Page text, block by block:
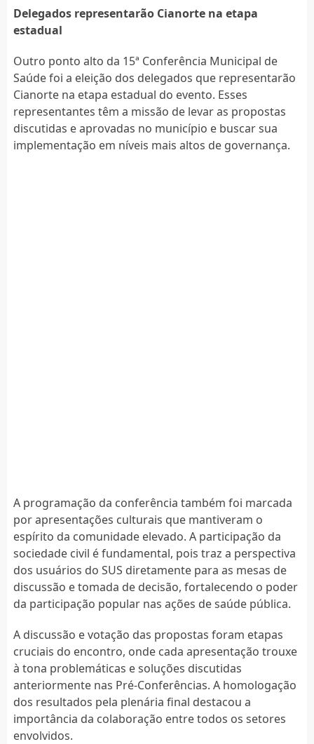
Delegados representarão Cianorte na etapa
estadual
Outro ponto alto da 15ª Conferência Municipal de
Saúde foi a eleição dos delegados que representarão
Cianorte na etapa estadual do evento. Esses
representantes têm a missão de levar as propostas
discutidas e aprovadas no município e buscar sua
implementação em níveis mais altos de governança.
A programação da conferência também foi marcada
por apresentações culturais que mantiveram o
espírito da comunidade elevado. A participação da
sociedade civil é fundamental, pois traz a perspectiva
dos usuários do SUS diretamente para as mesas de
discussão e tomada de decisão, fortalecendo o poder
da participação popular nas ações de saúde pública.
A discussão e votação das propostas foram etapas
cruciais do encontro, onde cada apresentação trouxe
à tona problemáticas e soluções discutidas
anteriormente nas Pré-Conferências. A homologação
dos resultados pela plenária final destacou a
importância da colaboração entre todos os setores
envolvidos.